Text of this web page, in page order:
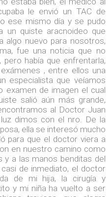
le envió un TAC de
ese mismo día y se pudo
un quiste aracnoideo que
algo nuevo para nosotros,
fue una noticia que no
había que enfrentarla,
, entre ellos una
especialista que veíamos
examen de imagen el cual
salió aún más grande,
al Doctor Juan
dimos con el nro. De la
ella se interesó mucho
para que el doctor viera a
en nuestro camino como
y a las manos benditas del
de inmediato, el doctor
de mi hija, la cirugía y
y mi niña ha vuelto a ser